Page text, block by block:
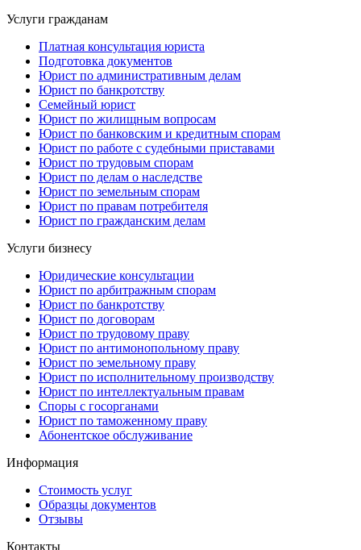
Услуги гражданам
Платная консультация юриста
Подготовка документов
Юрист по административным делам
Юрист по банкротству
Семейный юрист
Юрист по жилищным вопросам
Юрист по банковским и кредитным спорам
Юрист по работе с судебными приставами
Юрист по трудовым спорам
Юрист по делам о наследстве
Юрист по земельным спорам
Юрист по правам потребителя
Юрист по гражданским делам
Услуги бизнесу
Юридические консультации
Юрист по арбитражным спорам
Юрист по банкротству
Юрист по договорам
Юрист по трудовому праву
Юрист по антимонопольному праву
Юрист по земельному праву
Юрист по исполнительному производству
Юрист по интеллектуальным правам
Споры с госорганами
Юрист по таможенному праву
Абонентское обслуживание
Информация
Стоимость услуг
Образцы документов
Отзывы
Контакты